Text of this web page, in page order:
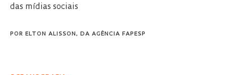
das mídias sociais
POR ELTON ALISSON, DA AGÊNCIA FAPESP